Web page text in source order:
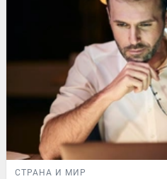
СТРАНА И МИР